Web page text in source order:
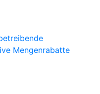
Mengenrabatte